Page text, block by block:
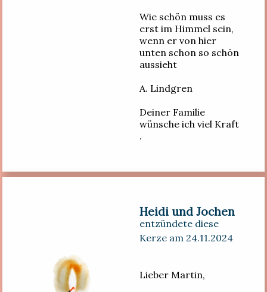
Wie schön muss es
erst im Himmel sein,
wenn er von hier
unten schon so schön
aussieht
A. Lindgren
Deiner Familie
wünsche ich viel Kraft
.
Heidi und Jochen
entzündete diese
Kerze am 24.11.2024
Lieber Martin,